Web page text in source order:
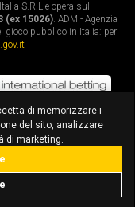
S.R.L e opera sul
(ex 15026). ADM - Agenzia
gioco pubblico in Italia: per
l'app
di memorizzare i
del sito, analizzare
di marketing.